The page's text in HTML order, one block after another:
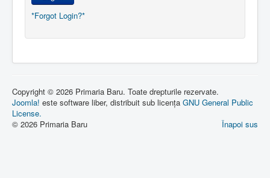
*Forgot Login?*
Copyright © 2026 Primaria Baru. Toate drepturile rezervate.
Joomla! este software liber, distribuit sub licența GNU General Public
License.
Înapoi sus
© 2026 Primaria Baru